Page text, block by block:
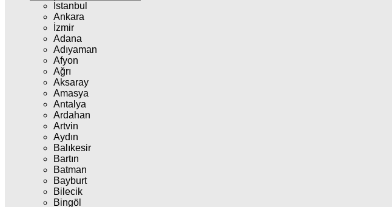
İstanbul
Ankara
İzmir
Adana
Adıyaman
Afyon
Ağrı
Aksaray
Amasya
Antalya
Ardahan
Artvin
Aydın
Balıkesir
Bartın
Batman
Bayburt
Bilecik
Bingöl